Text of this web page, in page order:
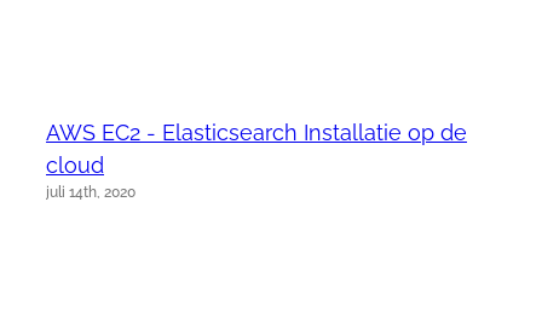
AWS EC2 - Elasticsearch Installatie op de
cloud
juli 14th, 2020